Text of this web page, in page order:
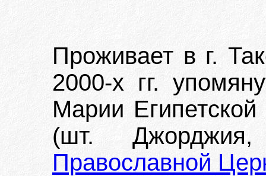
Проживает в г.
2000-х гг.
Марии
(шт.
Православной